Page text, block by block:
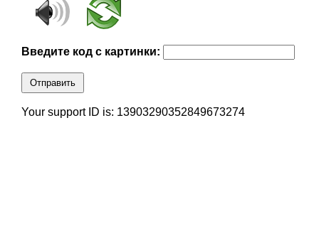
Введите код с картинки:
Отправить
Your support ID is: 13903290352849673274